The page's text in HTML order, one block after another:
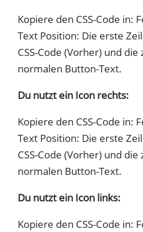
Kopiere den CSS-Code in:
Text Position: Die erste
CSS-Code (Vorher) und
normalen Button-Text.
Du nutzt ein Icon rechts:
Kopiere den CSS-Code in:
Text Position: Die erste
CSS-Code (Vorher) und
normalen Button-Text.
Du nutzt ein Icon links:
Kopiere den CSS-Code in: